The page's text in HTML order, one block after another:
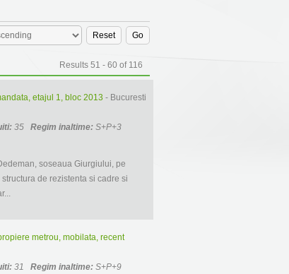
Results 51 - 60 of 116
etajul 1, bloc 2013 - Bucuresti
35 Regim inaltime:S+P+3
soseaua Giurgiului, pe
de rezistenta si cadre si
metrou, mobilata, recent
31 Regim inaltime:S+P+9